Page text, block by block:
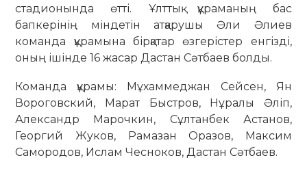
стадионында өтті. Ұлттық құраманың бас
бапкерінің міндетін атқарушы Әли Әлиев
команда құрамына бірқатар өзгерістер енгізді,
оның ішінде 16 жасар Дастан Сәтбаев болды.
Команда құрамы: Мұхаммеджан Сейсен, Ян
Вороговский, Марат Быстров, Нұралы Әліп,
Александр Марочкин, Сұлтанбек Астанов,
Георгий Жуков, Рамазан Оразов, Максим
Самородов, Ислам Чесноков, Дастан Сәтбаев.